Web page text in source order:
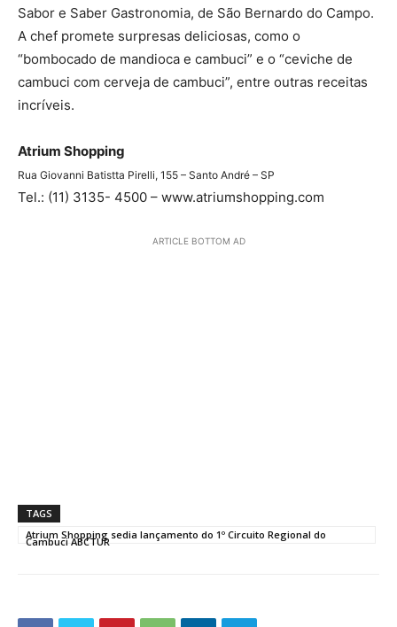
Sabor e Saber Gastronomia, de São Bernardo do Campo.
A chef promete surpresas deliciosas, como o
“bombocado de mandioca e cambuci” e o “ceviche de
cambuci com cerveja de cambuci”, entre outras receitas
incríveis.
Atrium Shopping
Rua Giovanni Batistta Pirelli, 155 – Santo André – SP
Tel.: (11) 3135- 4500 – www.atriumshopping.com
ARTICLE BOTTOM AD
TAGS
Atrium Shopping sedia lançamento do 1º Circuito Regional do
Cambuci ABCTUR